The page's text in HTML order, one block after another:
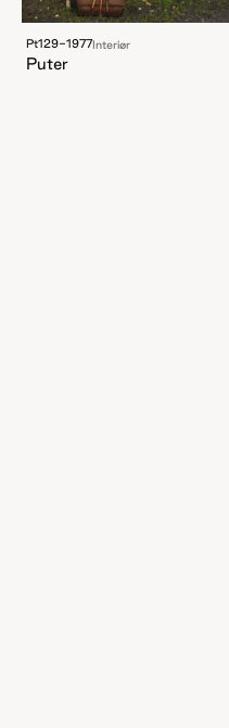
Pt129-1977Interiør
Puter